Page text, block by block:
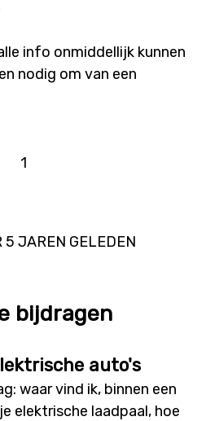
info onmiddellijk kunnen
nodig om van een
1
5 JAREN GELEDEN
bijdragen
auto's
waar vind ik, binnen een
elektrische laadpaal, hoe